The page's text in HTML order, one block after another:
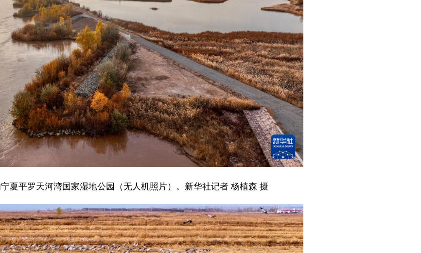
夏平罗天河湾国家湿地公园（无人机照片）。新华社记者 杨植森 摄